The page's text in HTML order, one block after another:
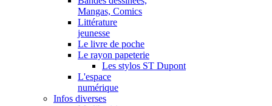
Mangas, Comics
Littérature
jeunesse
Le livre de poche
Le rayon papeterie
Les stylos ST Dupont
L'espace
numérique
Infos diverses